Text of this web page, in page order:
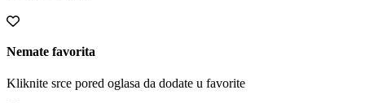
Nemate favorita
Kliknite srce pored oglasa da dodate u favorite